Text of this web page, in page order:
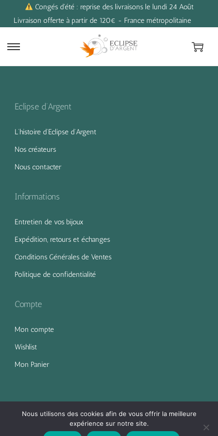
Congés d'été : reprise des livraisons le lundi 24 Août
Livraison offerte à partir de 120€ - France métropolitaine
Eclipse d’Argent
L’histoire d’Eclipse d’Argent
Nos créateurs
Nous contacter
Informations
Entretien de vos bijoux
Expédition, retours et échanges
Conditions Générales de Ventes
Politique de confidentialité
Compte
Mon compte
Wishlist
Mon Panier
Eclipse d'Argent © 2022 - Tous droits réservés. | Mentions légales
Nous utilisons des cookies afin de vous offrir la meilleure
expérience sur notre site.